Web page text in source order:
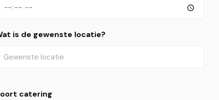
is de gewenste locatie?
catering